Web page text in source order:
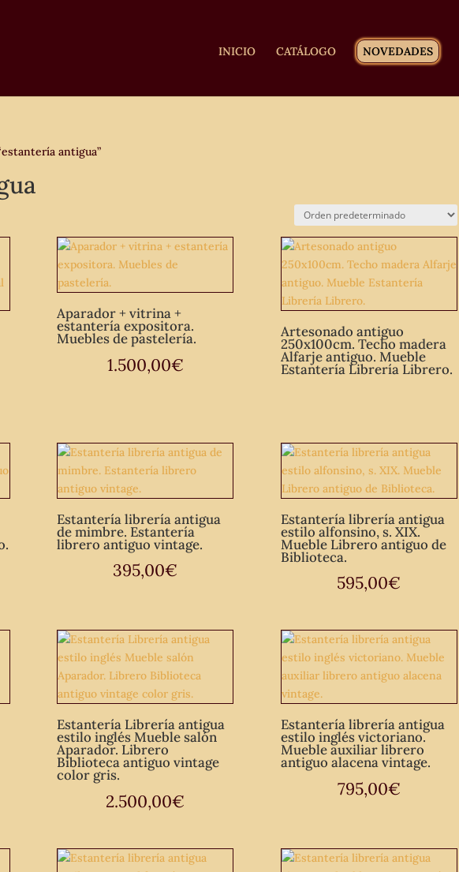
INICIO CATÁLOGO NOVEDADES
antigua”
Aparador + vitrina +
estantería expositora.
Muebles de pastelería.
1.500,00€
Artesonado antiguo
250x100cm. Techo madera
Alfarje antiguo. Mueble
Estantería Librería Librero.
Estantería librería antigua
de mimbre. Estantería
librero antiguo vintage.
395,00€
Estantería librería antigua
estilo alfonsino, s. XIX.
Mueble Librero antiguo de
Biblioteca.
595,00€
Estantería Librería antigua
estilo inglés Mueble salón
Aparador. Librero
Biblioteca antiguo vintage
color gris.
2.500,00€
Estantería librería antigua
estilo inglés victoriano.
Mueble auxiliar librero
antiguo alacena vintage.
795,00€